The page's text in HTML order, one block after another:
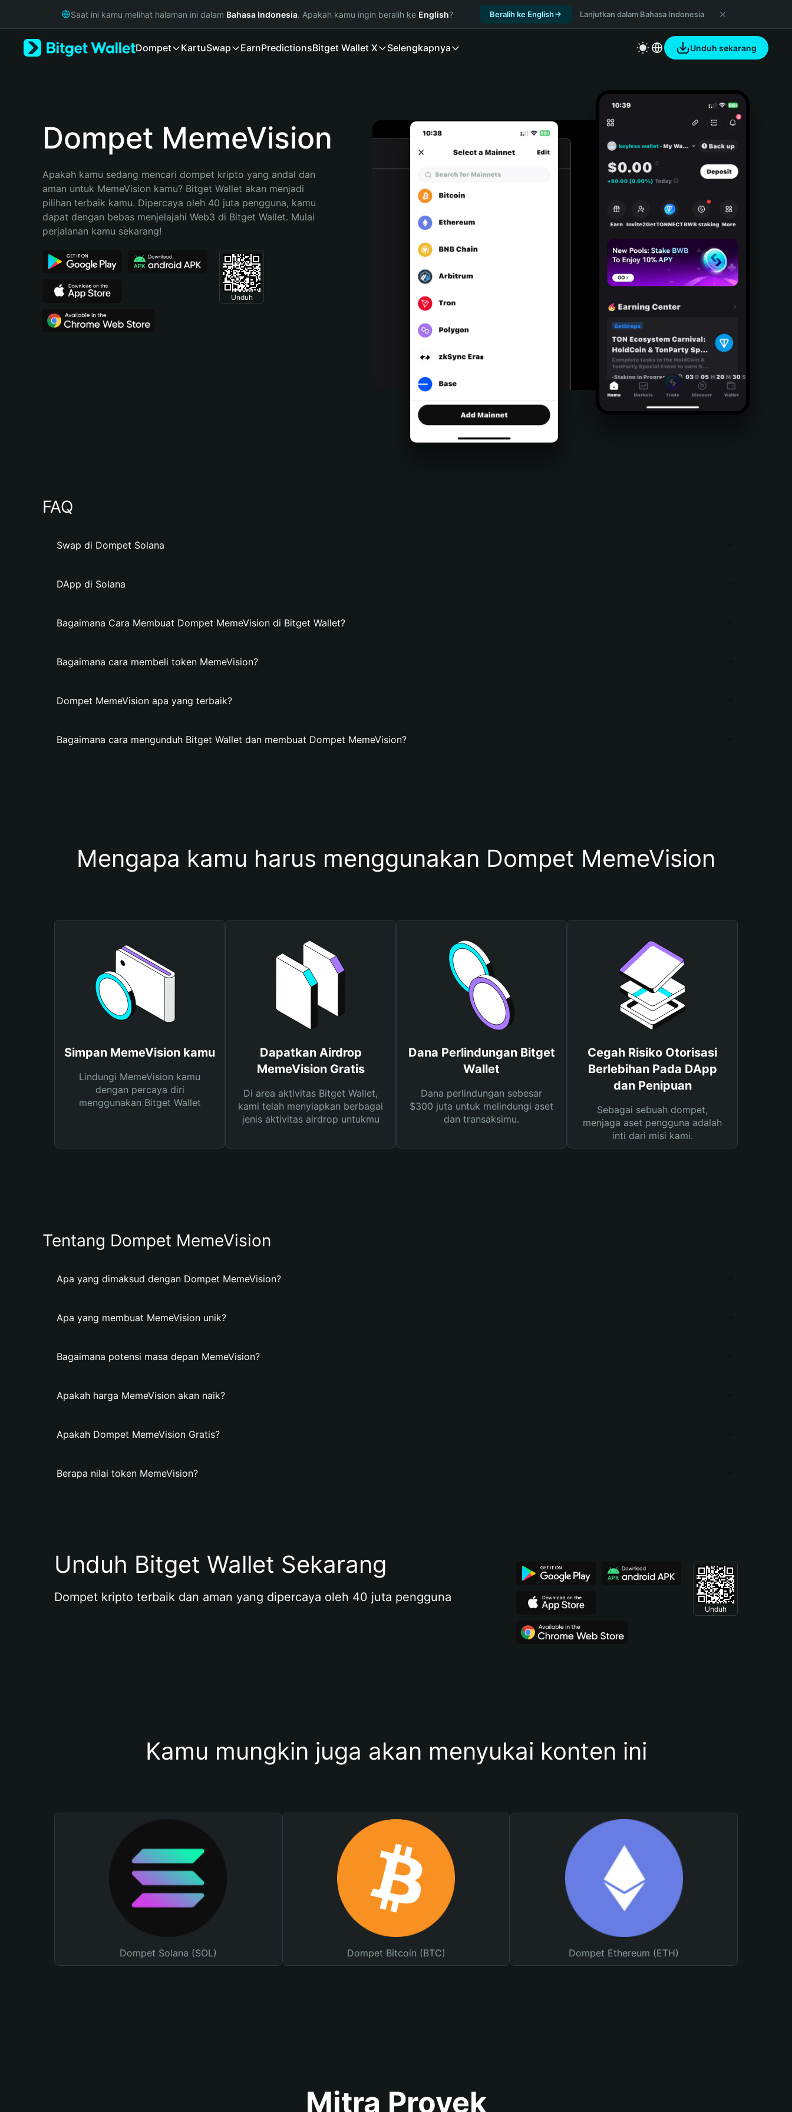
Русский
Bahasa Indonesia
Español (Argentina)
Saat ini kamu melihat halaman ini dalam Bahasa Indonesia. Apakah kamu ingin beralih ke English? Beralih ke English Lanjutkan dalam Bahasa Indonesia
Dompet KartuSwap EarnPredictionsBitget Wallet X Selengkapnya Unduh sekarang
Dompet MemeVision
Apakah kamu sedang mencari dompet kripto yang andal dan
aman untuk MemeVision kamu? Bitget Wallet akan menjadi
pilihan terbaik kamu. Dipercaya oleh 40 juta pengguna, kamu
dapat dengan bebas menjelajahi Web3 di Bitget Wallet. Mulai
perjalanan kamu sekarang!
Unduh
FAQ
Swap di Dompet Solana
DApp di Solana
Bagaimana Cara Membuat Dompet MemeVision di Bitget Wallet?
Bagaimana cara membeli token MemeVision?
Dompet MemeVision apa yang terbaik?
Bagaimana cara mengunduh Bitget Wallet dan membuat Dompet MemeVision?
Mengapa kamu harus menggunakan Dompet MemeVision
Simpan MemeVision kamu
Lindungi MemeVision kamu
dengan percaya diri
menggunakan Bitget Wallet
Dapatkan Airdrop
MemeVision Gratis
Di area aktivitas Bitget Wallet,
kami telah menyiapkan berbagai
jenis aktivitas airdrop untukmu
Dana Perlindungan Bitget
Wallet
Dana perlindungan sebesar
$300 juta untuk melindungi aset
dan transaksimu.
Cegah Risiko Otorisasi
Berlebihan Pada DApp
dan Penipuan
Sebagai sebuah dompet,
menjaga aset pengguna adalah
inti dari misi kami.
Tentang Dompet MemeVision
Apa yang dimaksud dengan Dompet MemeVision?
Apa yang membuat MemeVision unik?
Bagaimana potensi masa depan MemeVision?
Apakah harga MemeVision akan naik?
Apakah Dompet MemeVision Gratis?
Berapa nilai token MemeVision?
Unduh Bitget Wallet Sekarang
Dompet kripto terbaik dan aman yang dipercaya oleh 40 juta pengguna
Unduh
Kamu mungkin juga akan menyukai konten ini
Dompet Solana (SOL) Dompet Bitcoin (BTC) Dompet Ethereum (ETH)
Mitra Proyek